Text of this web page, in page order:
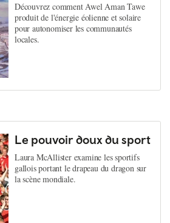
Découvrez comment Awel Aman Tawe
produit de l'énergie éolienne et solaire
pour autonomiser les communautés
locales.
Le pouvoir doux du sport
Laura McAllister examine les sportifs
gallois portant le drapeau du dragon sur
la scène mondiale.